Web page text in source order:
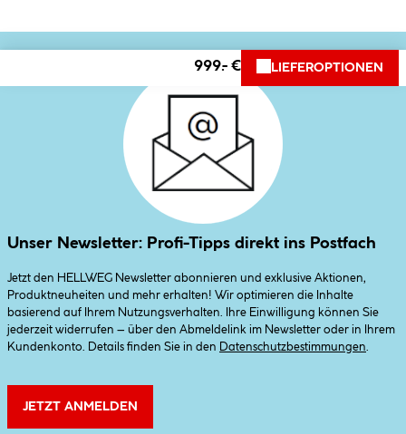
999.- € LIEFEROPTIONEN
Unser Newsletter: Profi-Tipps direkt ins Postfach
Jetzt den HELLWEG Newsletter abonnieren und exklusive Aktionen,
Produktneuheiten und mehr erhalten! Wir optimieren die Inhalte
basierend auf Ihrem Nutzungsverhalten. Ihre Einwilligung können Sie
jederzeit widerrufen – über den Abmeldelink im Newsletter oder in Ihrem
Kundenkonto. Details finden Sie in den
Datenschutzbestimmungen
JETZT ANMELDEN